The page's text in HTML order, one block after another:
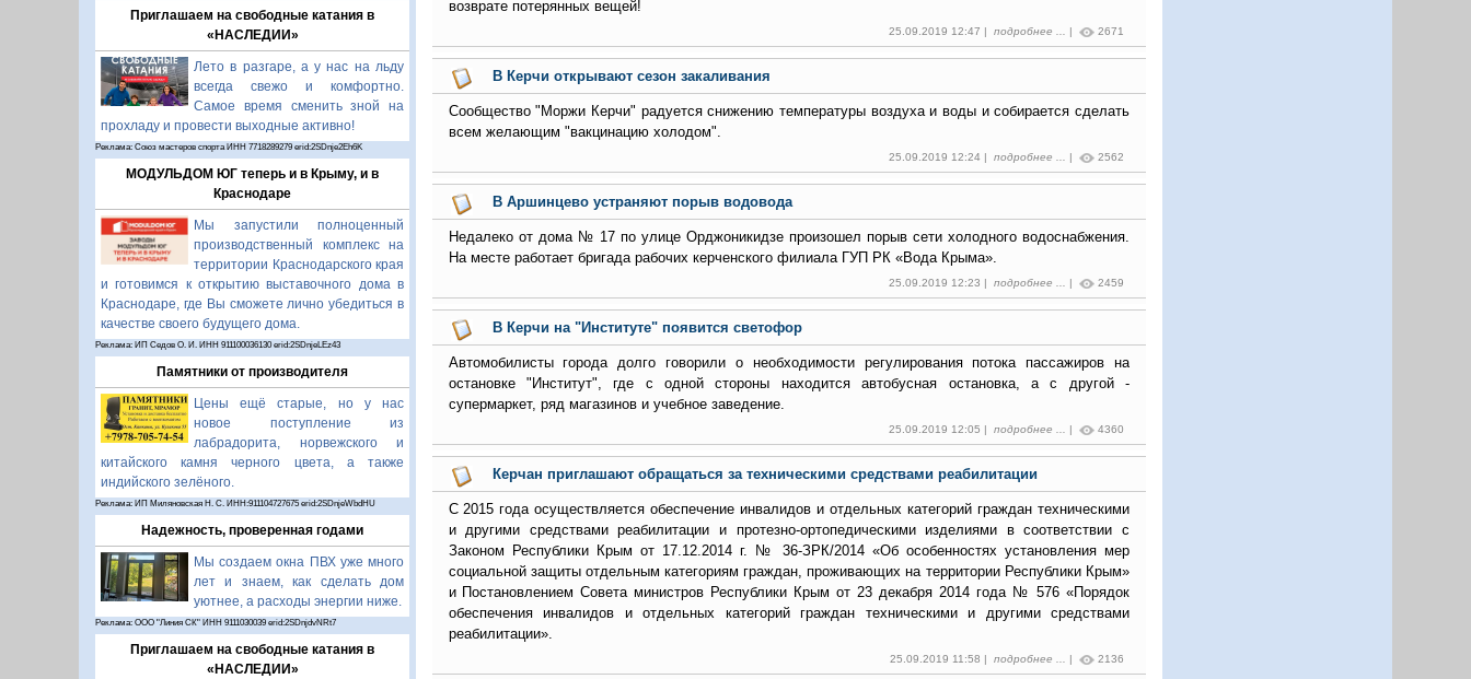
Приглашаем на свободные катания в
«НАСЛЕДИИ»
Лето в разгаре, а у нас на льду
всегда свежо и комфортно.
Самое время сменить зной на
прохладу и провести выходные активно!
Реклама: Союз мастеров спорта ИНН 7718289279 erid:2SDnje2Eh6K
МОДУЛЬДОМ ЮГ теперь и в Крыму, и в
Краснодаре
Мы запустили полноценный
производственный комплекс на
территории Краснодарского края
и готовимся к открытию выставочного дома в
Краснодаре, где Вы сможете лично убедиться в
качестве своего будущего дома.
Реклама: ИП Седов О. И. ИНН 911100036130 erid:2SDnjeLEz43
Памятники от производителя
Цены ещё старые, но у нас
новое поступление из
лабрадорита, норвежского и
китайского камня черного цвета, а также
индийского зелёного.
Реклама: ИП Миляновская Н. С. ИНН:911104727675 erid:2SDnjeWbdHU
Надежность, проверенная годами
Мы создаем окна ПВХ уже много
лет и знаем, как сделать дом
уютнее, а расходы энергии ниже.
Реклама: ООО "Линия СК" ИНН 9111030039 erid:2SDnjdvNRt7
Приглашаем на свободные катания в
«НАСЛЕДИИ»
возврате потерянных вещей!
25.09.2019 12:47 | подробнее ... | 2671
В Керчи открывают сезон закаливания
Сообщество "Моржи Керчи" радуется снижению температуры воздуха и воды и собирается сделать
всем желающим "вакцинацию холодом".
25.09.2019 12:24 | подробнее ... | 2562
В Аршинцево устраняют порыв водовода
Недалеко от дома № 17 по улице Орджоникидзе произошел порыв сети холодного водоснабжения.
На месте работает бригада рабочих керченского филиала ГУП РК «Вода Крыма».
25.09.2019 12:23 | подробнее ... | 2459
В Керчи на "Институте" появится светофор
Автомобилисты города долго говорили о необходимости регулирования потока пассажиров на
остановке "Институт", где с одной стороны находится автобусная остановка, а с другой -
супермаркет, ряд магазинов и учебное заведение.
25.09.2019 12:05 | подробнее ... | 4360
Керчан приглашают обращаться за техническими средствами реабилитации
С 2015 года осуществляется обеспечение инвалидов и отдельных категорий граждан техническими
и другими средствами реабилитации и протезно-ортопедическими изделиями в соответствии с
Законом Республики Крым от 17.12.2014 г. № 36-ЗРК/2014 «Об особенностях установления мер
социальной защиты отдельным категориям граждан, проживающих на территории Республики Крым»
и Постановлением Совета министров Республики Крым от 23 декабря 2014 года № 576 «Порядок
обеспечения инвалидов и отдельных категорий граждан техническими и другими средствами
реабилитации».
25.09.2019 11:58 | подробнее ... | 2136